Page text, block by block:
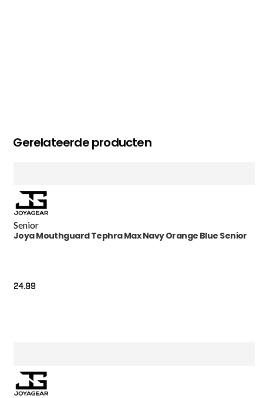
Gerelateerde producten
Senior
Joya Mouthguard Tephra Max Navy Orange Blue Senior
24.99